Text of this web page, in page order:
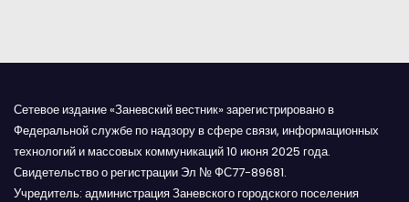
м
Сетевое издание «Заневский вестник» зарегистрировано в
Федеральной службе по надзору в сфере связи, информационных
технологий и массовых коммуникаций 10 июня 2025 года.
Свидетельство о регистрации Эл № ФС77-89681.
Учредитель: администрация Заневского городского поселения